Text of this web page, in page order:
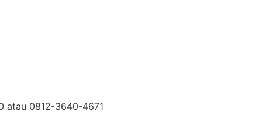
atau 0812-3640-4671